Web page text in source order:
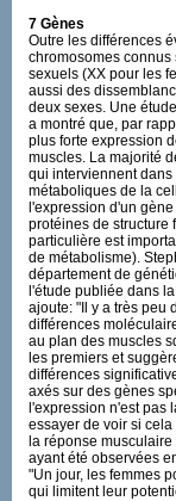
7 Gènes
Outre les différences
chromosomes
sexuels (XX pour les
aussi des
deux sexes. Une
a montré que, par
plus forte expression
muscles. La majorité
qui interviennent
métaboliques de la
l'expression d'un
protéines de structure
particulière est
de métabolisme).
département de
l'étude publiée dans
ajoute: "Il y a très peu
différences
au plan des muscles
les premiers et
différences
axés sur des gènes
l'expression n'est pas
essayer de voir si
la réponse
ayant été observées
"Un jour, les femmes
qui limitent leur